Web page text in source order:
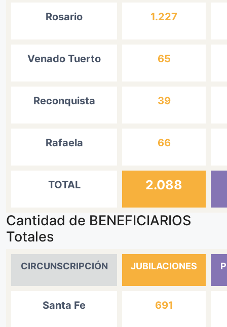
Rosario 1.227
Venado Tuerto 65
Reconquista 39
Rafaela 66
TOTAL 2.088
Cantidad de BENEFICIARIOS
Totales
CIRCUNSCRIPCIÓN JUBILACIONES
Santa Fe 691